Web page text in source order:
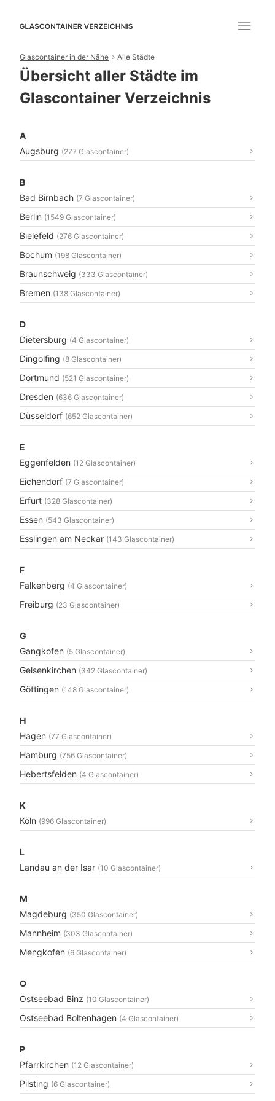
Glascontainer in der Nähe Alle Städte
Übersicht aller Städte im
Glascontainer Verzeichnis
A
Augsburg (277 Glascontainer)
B
Bad Birnbach (7 Glascontainer)
Berlin (1549 Glascontainer)
Bielefeld (276 Glascontainer)
Bochum (198 Glascontainer)
Braunschweig (333 Glascontainer)
Bremen (138 Glascontainer)
D
Dietersburg (4 Glascontainer)
Dingolfing (8 Glascontainer)
Dortmund (521 Glascontainer)
Dresden (636 Glascontainer)
Düsseldorf (652 Glascontainer)
E
Eggenfelden (12 Glascontainer)
Eichendorf (7 Glascontainer)
Erfurt (328 Glascontainer)
Essen (543 Glascontainer)
Esslingen am Neckar (143 Glascontainer)
F
Falkenberg (4 Glascontainer)
Freiburg (23 Glascontainer)
G
Gangkofen (5 Glascontainer)
Gelsenkirchen (342 Glascontainer)
Göttingen (148 Glascontainer)
H
Hagen (77 Glascontainer)
Hamburg (756 Glascontainer)
Hebertsfelden (4 Glascontainer)
K
Köln (996 Glascontainer)
L
Landau an der Isar (10 Glascontainer)
M
Magdeburg (350 Glascontainer)
Mannheim (303 Glascontainer)
Mengkofen (6 Glascontainer)
O
Ostseebad Binz (10 Glascontainer)
Ostseebad Boltenhagen (4 Glascontainer)
P
Pfarrkirchen (12 Glascontainer)
Pilsting (6 Glascontainer)